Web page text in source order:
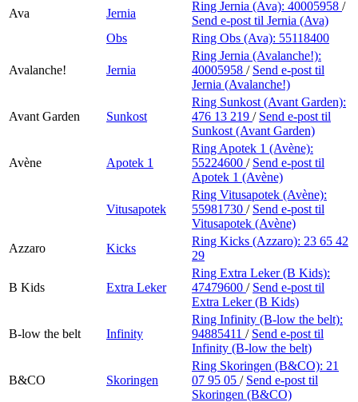
Ava
Jernia
Ring Jernia (Ava): 40005958 /
Send e-post til Jernia (Ava)
Obs
Ring Obs (Ava): 55118400
Avalanche! Jernia
Ring Jernia (Avalanche!):
40005958 / Send e-post til
Jernia (Avalanche!)
Avant Garden Sunkost
Ring Sunkost (Avant Garden):
476 13 219 / Send e-post til
Sunkost (Avant Garden)
Avène Apotek 1
Ring Apotek 1 (Avène):
55224600 / Send e-post til
Apotek 1 (Avène)
Vitusapotek
Ring Vitusapotek (Avène):
55981730 / Send e-post til
Vitusapotek (Avène)
Azzaro
Kicks
Ring Kicks (Azzaro): 23 65 42
29
B Kids Extra Leker
Ring Extra Leker (B Kids):
47479600 / Send e-post til
Extra Leker (B Kids)
B-low the belt Infinity
Ring Infinity (B-low the belt):
94885411 / Send e-post til
Infinity (B-low the belt)
B&CO Skoringen
Ring Skoringen (B&CO): 21
07 95 05 / Send e-post til
Skoringen (B&CO)